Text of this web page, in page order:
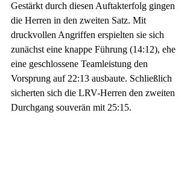
Gestärkt durch diesen Auftakterfolg gingen
die Herren in den zweiten Satz. Mit
druckvollen Angriffen erspielten sie sich
zunächst eine knappe Führung (14:12), ehe
eine geschlossene Teamleistung den
Vorsprung auf 22:13 ausbaute. Schließlich
sicherten sich die LRV-Herren den zweiten
Durchgang souverän mit 25:15.